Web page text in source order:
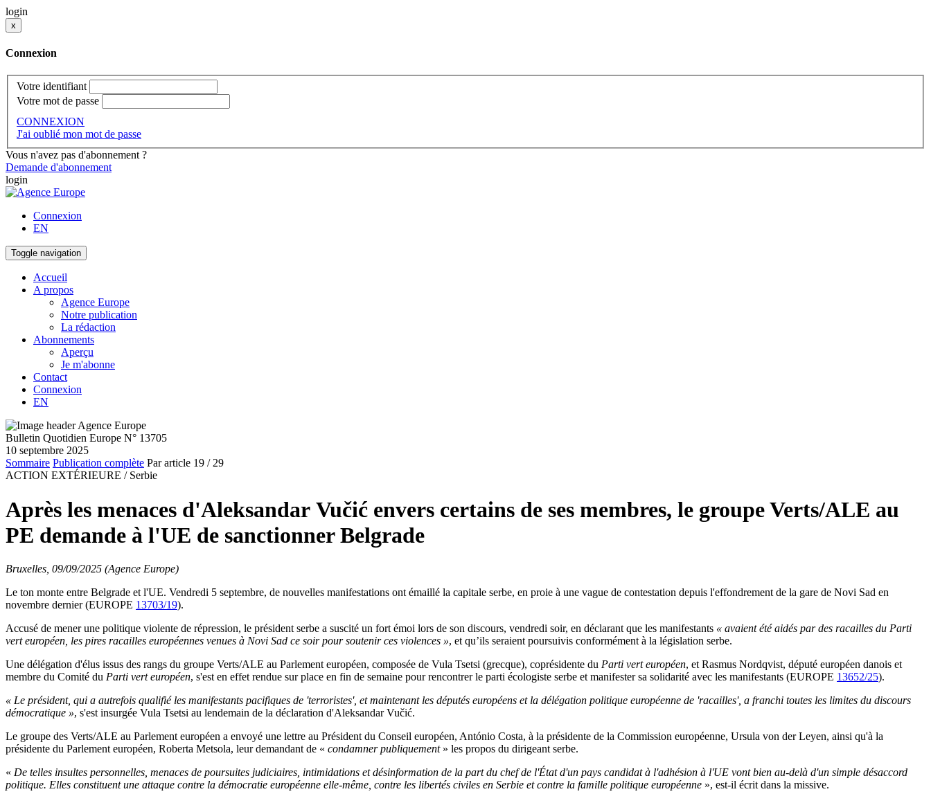
login
x
Connexion
Votre identifiant
Votre mot de passe
CONNEXION
J'ai oublié mon mot de passe
Vous n'avez pas d'abonnement ?
Demande d'abonnement
login
Connexion
EN
Toggle navigation
Accueil
A propos
Agence Europe
Notre publication
La rédaction
Abonnements
Aperçu
Je m'abonne
Contact
Connexion
EN
Bulletin Quotidien Europe N° 13705
10 septembre 2025
Sommaire Publication complète Par article 19 / 29
ACTION EXTÉRIEURE / Serbie
Après les menaces d'Aleksandar Vučić envers certains de ses membres, le groupe Verts/ALE au
PE demande à l'UE de sanctionner Belgrade
Bruxelles, 09/09/2025 (Agence Europe)
Le ton monte entre Belgrade et l'UE. Vendredi 5 septembre, de nouvelles manifestations ont émaillé la capitale serbe, en proie à une vague de contestation depuis l'effondrement de la gare de Novi Sad en
novembre dernier (EUROPE 13703/19).
Accusé de mener une politique violente de répression, le président serbe a suscité un fort émoi lors de son discours, vendredi soir, en déclarant que les manifestants « avaient été aidés par des racailles du Parti
vert européen, les pires racailles européennes venues à Novi Sad ce soir pour soutenir ces violences », et qu’ils seraient poursuivis conformément à la législation serbe.
Une délégation d'élus issus des rangs du groupe Verts/ALE au Parlement européen, composée de Vula Tsetsi (grecque), coprésidente du Parti vert européen, et Rasmus Nordqvist, député européen danois et
membre du Comité du Parti vert européen, s'est en effet rendue sur place en fin de semaine pour rencontrer le parti écologiste serbe et manifester sa solidarité avec les manifestants (EUROPE 13652/25).
« Le président, qui a autrefois qualifié les manifestants pacifiques de 'terroristes', et maintenant les députés européens et la délégation politique européenne de 'racailles', a franchi toutes les limites du discours
démocratique », s'est insurgée Vula Tsetsi au lendemain de la déclaration d'Aleksandar Vučić.
Le groupe des Verts/ALE au Parlement européen a envoyé une lettre au Président du Conseil européen, António Costa, à la présidente de la Commission européenne, Ursula von der Leyen, ainsi qu'à la
présidente du Parlement européen, Roberta Metsola, leur demandant de « condamner publiquement » les propos du dirigeant serbe.
« De telles insultes personnelles, menaces de poursuites judiciaires, intimidations et désinformation de la part du chef de l'État d'un pays candidat à l'adhésion à l'UE vont bien au-delà d'un simple désaccord
politique. Elles constituent une attaque contre la démocratie européenne elle-même, contre les libertés civiles en Serbie et contre la famille politique européenne », est-il écrit dans la missive.